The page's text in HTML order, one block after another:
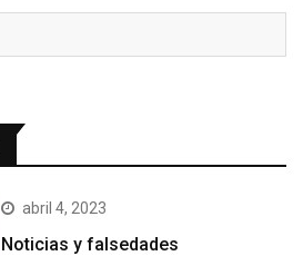
abril 4, 2023
Noticias y falsedades